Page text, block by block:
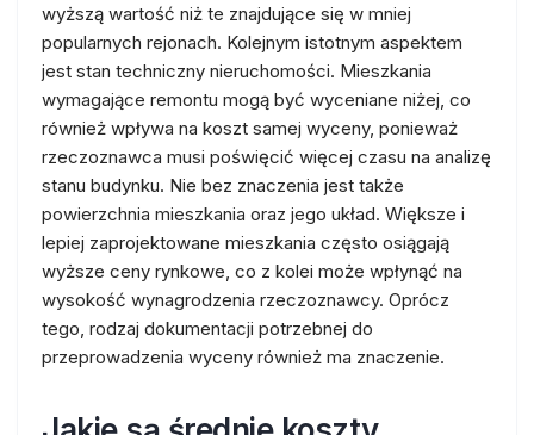
wyższą wartość niż te znajdujące się w mniej
popularnych rejonach. Kolejnym istotnym aspektem
jest stan techniczny nieruchomości. Mieszkania
wymagające remontu mogą być wyceniane niżej, co
również wpływa na koszt samej wyceny, ponieważ
rzeczoznawca musi poświęcić więcej czasu na analizę
stanu budynku. Nie bez znaczenia jest także
powierzchnia mieszkania oraz jego układ. Większe i
lepiej zaprojektowane mieszkania często osiągają
wyższe ceny rynkowe, co z kolei może wpłynąć na
wysokość wynagrodzenia rzeczoznawcy. Oprócz
tego, rodzaj dokumentacji potrzebnej do
przeprowadzenia wyceny również ma znaczenie.